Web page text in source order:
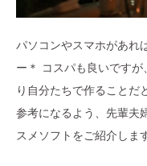
パソコンやスマホがあれ
ー＊ コスパも良いです
り自分たちで作ることだ
参考になるよう、先輩夫
スメソフトをご紹介しま